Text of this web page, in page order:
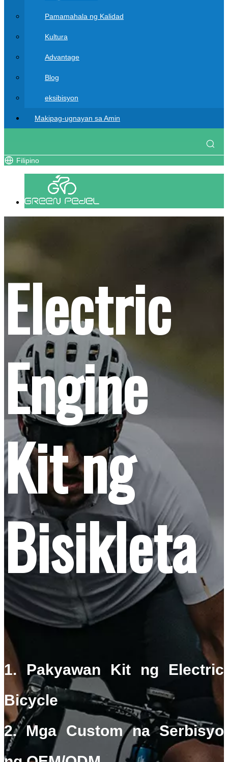
Pamamahala ng Kalidad
Kultura
Advantage
Blog
eksibisyon
Makipag-ugnayan sa Amin
Filipino
Electric
Engine
Kit ng
Bisikleta
1. Pakyawan Kit ng Electric
Bicycle
2. Mga Custom na Serbisyo